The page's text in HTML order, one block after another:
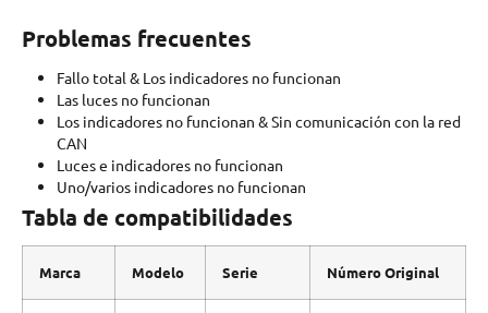
Problemas frecuentes
Fallo total & Los indicadores no funcionan
Las luces no funcionan
Los indicadores no funcionan & Sin comunicación con la red
CAN
Luces e indicadores no funcionan
Uno/varios indicadores no funcionan
Tabla de compatibilidades
Marca Modelo Serie Número Original